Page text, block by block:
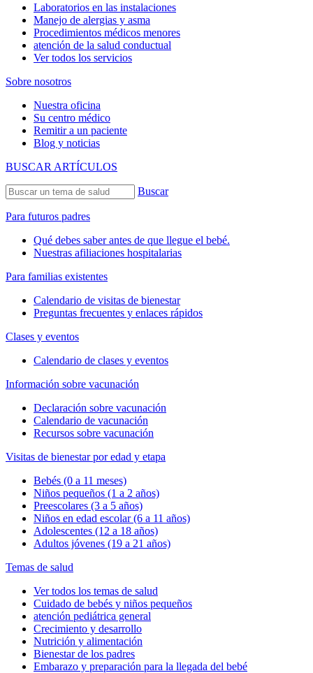
Laboratorios en las instalaciones
Manejo de alergias y asma
Procedimientos médicos menores
atención de la salud conductual
Ver todos los servicios
Sobre nosotros
Nuestra oficina
Su centro médico
Remitir a un paciente
Blog y noticias
BUSCAR ARTÍCULOS
Buscar
Para futuros padres
Qué debes saber antes de que llegue el bebé.
Nuestras afiliaciones hospitalarias
Para familias existentes
Calendario de visitas de bienestar
Preguntas frecuentes y enlaces rápidos
Clases y eventos
Calendario de clases y eventos
Información sobre vacunación
Declaración sobre vacunación
Calendario de vacunación
Recursos sobre vacunación
Visitas de bienestar por edad y etapa
Bebés (0 a 11 meses)
Niños pequeños (1 a 2 años)
Preescolares (3 a 5 años)
Niños en edad escolar (6 a 11 años)
Adolescentes (12 a 18 años)
Adultos jóvenes (19 a 21 años)
Temas de salud
Ver todos los temas de salud
Cuidado de bebés y niños pequeños
atención pediátrica general
Crecimiento y desarrollo
Nutrición y alimentación
Bienestar de los padres
Embarazo y preparación para la llegada del bebé